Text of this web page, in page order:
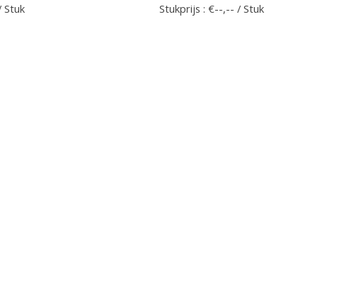
Stuk Stukprijs : €--,-- / Stuk